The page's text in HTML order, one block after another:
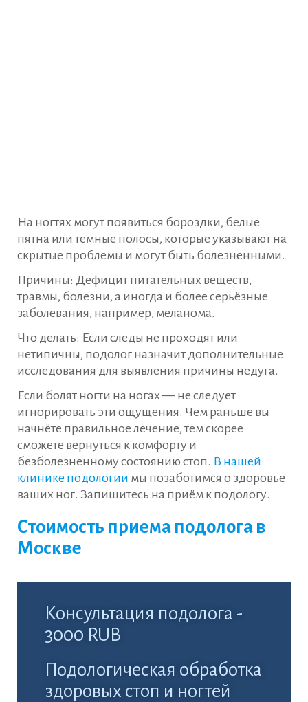
На ногтях могут появиться бороздки, белые
пятна или темные полосы, которые указывают на
скрытые проблемы и могут быть болезненными.
Причины: Дефицит питательных веществ,
травмы, болезни, а иногда и более серьёзные
заболевания, например, меланома.
Что делать: Если следы не проходят или
нетипичны, подолог назначит дополнительные
исследования для выявления причины недуга.
Если болят ногти на ногах — не следует
игнорировать эти ощущения. Чем раньше вы
начнёте правильное лечение, тем скорее
сможете вернуться к комфорту и
безболезненному состоянию стоп. В нашей
клинике подологии мы позаботимся о здоровье
ваших ног. Запишитесь на приём к подологу.
Стоимость приема подолога в
Москве
Консультация подолога -
3000 RUB
Подологическая обработка
здоровых стоп и ногтей